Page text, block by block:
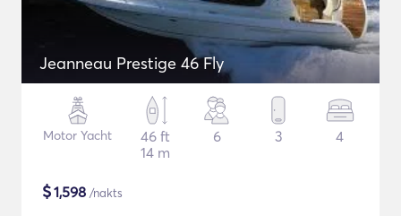
Jeanneau Prestige 46 Fly
Motor Yacht
46 ft
14 m
6 3 4
$1,598 /nakts